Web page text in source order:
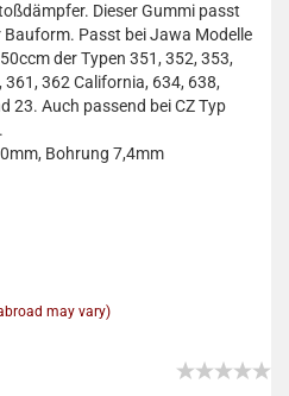
Dieser Gummi passt
Passt bei Jawa Modelle
der Typen 351, 352, 353,
362 California, 634, 638,
23. Auch passend bei CZ Typ
Bohrung 7,4mm
may vary)